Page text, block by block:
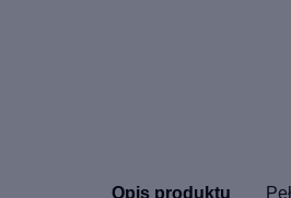
Opis produktu